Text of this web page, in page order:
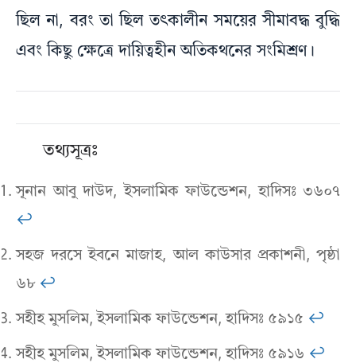
ছিল না, বরং তা ছিল তৎকালীন সময়ের সীমাবদ্ধ বুদ্ধি
এবং কিছু ক্ষেত্রে দায়িত্বহীন অতিকথনের সংমিশ্রণ।
তথ্যসূত্রঃ
সূনান আবু দাউদ, ইসলামিক ফাউন্ডেশন, হাদিসঃ ৩৬০৭
↩︎
সহজ দরসে ইবনে মাজাহ, আল কাউসার প্রকাশনী, পৃষ্ঠা
৬৮ ↩︎
সহীহ মুসলিম, ইসলামিক ফাউন্ডেশন, হাদিসঃ ৫৯১৫ ↩︎
সহীহ মুসলিম, ইসলামিক ফাউন্ডেশন, হাদিসঃ ৫৯১৬ ↩︎